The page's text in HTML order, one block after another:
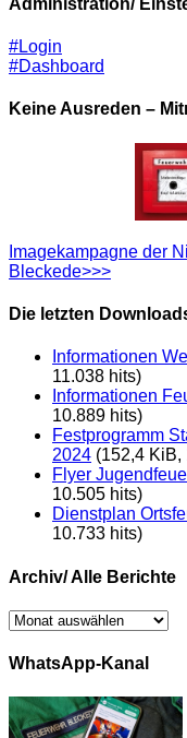
#Login
#Dashboard
Keine Ausreden –
Imagekampagne der
Bleckede>>>
Die letzten
Informationen
11.038 hits)
Informationen
10.889 hits)
Festprogramm
2024 (152,4 KiB,
Flyer
10.505 hits)
Dienstplan
10.733 hits)
Archiv/ Alle Berichte
Archiv/
Berichte
WhatsApp-Kanal